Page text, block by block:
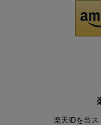
楽天IDを当ス